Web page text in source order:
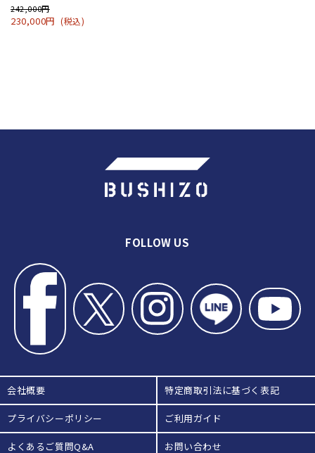
242,000円
230,000円 (税込)
FOLLOW US
会社概要 特定商取引法に基づく表記
プライバシーポリシー ご利用ガイド
よくあるご質問Q&A お問い合わせ